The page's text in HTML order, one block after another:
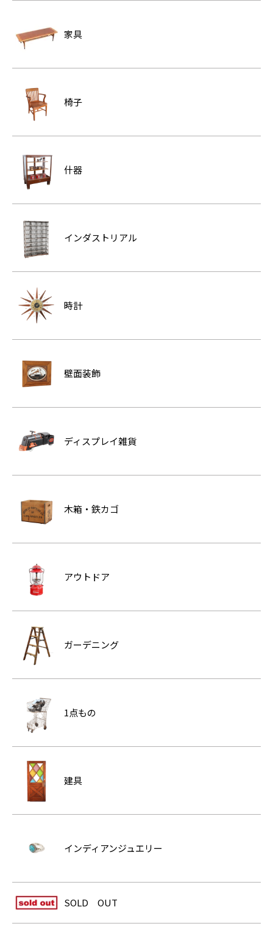
家具
椅子
什器
インダストリアル
時計
壁面装飾
ディスプレイ雑貨
木箱・鉄カゴ
アウトドア
ガーデニング
1点もの
建具
インディアンジュエリー
SOLD OUT